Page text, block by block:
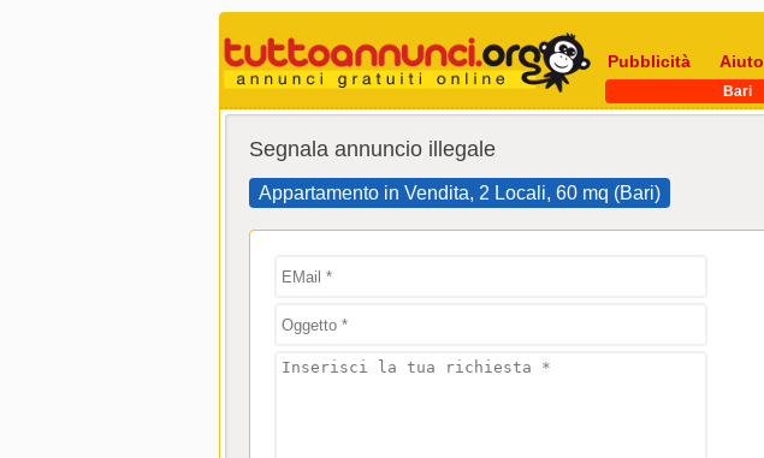
Pubblicità Aiuto
Bari
Segnala annuncio illegale
Appartamento in Vendita, 2 Locali, 60 mq (Bari)